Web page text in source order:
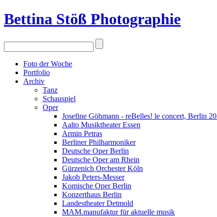
Bettina Stöß Photographie
Foto der Woche
Portfolio
Archiv
Tanz
Schauspiel
Oper
Josefine Göhmann - reBelles! le concert, Berlin
Aalto Musiktheater Essen
Armin Petras
Berliner Philharmoniker
Deutsche Oper Berlin
Deutsche Oper am Rhein
Gürzenich Orchester Köln
Jakob Peters-Messer
Komische Oper Berlin
Konzerthaus Berlin
Landestheater Detmold
MAM.manufaktur für aktuelle musik